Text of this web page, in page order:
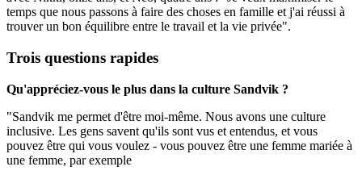
temps que nous passons à faire des choses en famille et j'ai réussi à
trouver un bon équilibre entre le travail et la vie privée".
Trois questions rapides
Qu'appréciez-vous le plus dans la culture Sandvik ?
"Sandvik me permet d'être moi-même. Nous avons une culture
inclusive. Les gens savent qu'ils sont vus et entendus, et vous
pouvez être qui vous voulez - vous pouvez être une femme mariée à
une femme, par exemple